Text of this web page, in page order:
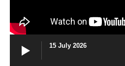
15 July 2026